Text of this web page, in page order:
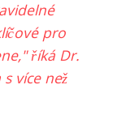
pro
říká Dr.
více než